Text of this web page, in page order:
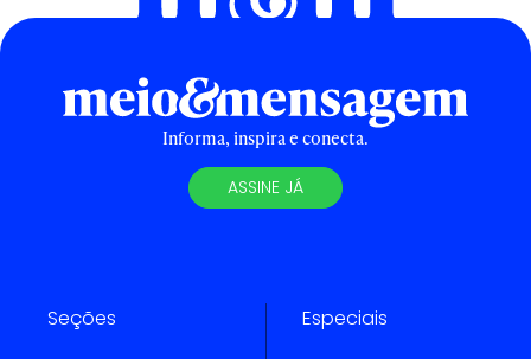
Informa, inspira e conecta.
ASSINE JÁ
Seções Especiais